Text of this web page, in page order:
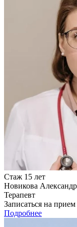
Стаж 15 лет
Новикова
Терапевт
Записаться на прием
Подробнее